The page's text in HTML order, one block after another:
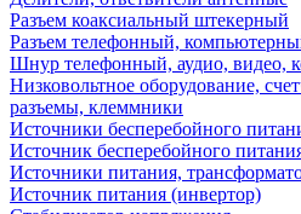
Разъем коаксиальный штекерный
Разъем телефонный,
Шнур телефонный, аудио, видео,
Низковольтное оборудование,
разъемы, клеммники
Источники бесперебойного
Источник бесперебойного
Источники питания,
Источник питания (инвертор)